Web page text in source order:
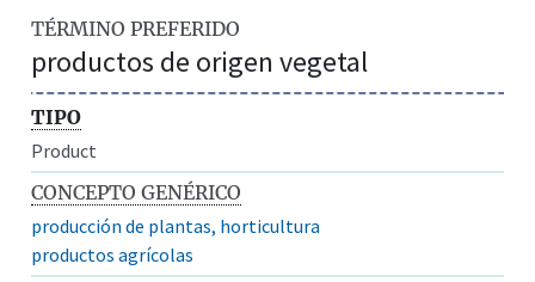
TÉRMINO PREFERIDO
productos de origen vegetal
TIPO
Product
CONCEPTO GENÉRICO
producción de plantas, horticultura
productos agrícolas